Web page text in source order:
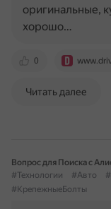
0
оригинальные,
хорошо…
Читать далее
Вопрос для Поиска с
#Технологии
#Авто
#КрепежныеБолты